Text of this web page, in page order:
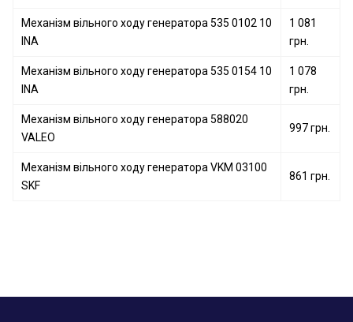
INA
Механізм вільного ходу генератора 535 0102 10
INA
1 081
грн.
Механізм вільного ходу генератора 535 0154 10
INA
1 078
грн.
Механізм вільного ходу генератора 588020
VALEO
997 грн.
Механізм вільного ходу генератора VKM 03100
SKF
861 грн.